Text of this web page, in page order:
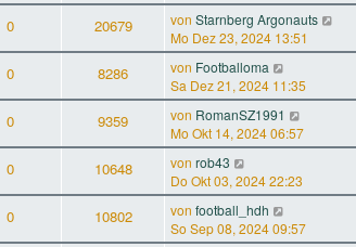
0 20679 von Starnberg Argonauts
Mo Dez 23, 2024 13:51
0 8286 von Footballoma
Sa Dez 21, 2024 11:35
0 9359 von RomanSZ1991
Mo Okt 14, 2024 06:57
0 10648 von rob43
Do Okt 03, 2024 22:23
0 10802 von football_hdh
So Sep 08, 2024 09:57